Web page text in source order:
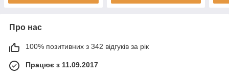
Про нас
100% позитивних з 342 відгуків за рік
Працює з 11.09.2017